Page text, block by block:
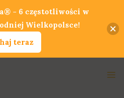
- 6 częstotliwości w
Wielkopolsce!
teraz